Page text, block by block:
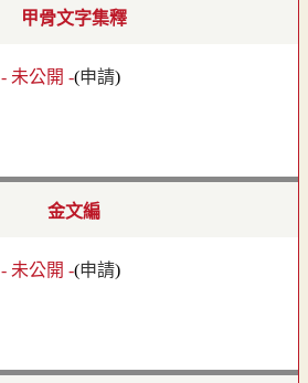
甲骨文字集釋
- 未公開 -(申請)
金文編
- 未公開 -(申請)